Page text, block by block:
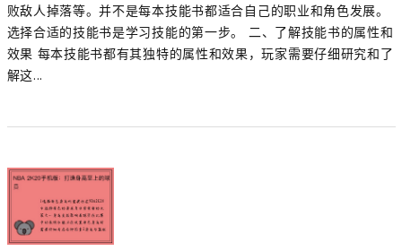
败敌人掉落等。并不是每本技能书都适合自己的职业和角色发展。
选择合适的技能书是学习技能的第一步。 二、了解技能书的属性和
效果 每本技能书都有其独特的属性和效果，玩家需要仔细研究和了
解这...